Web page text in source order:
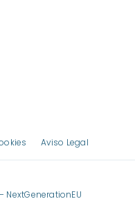
Aviso Legal